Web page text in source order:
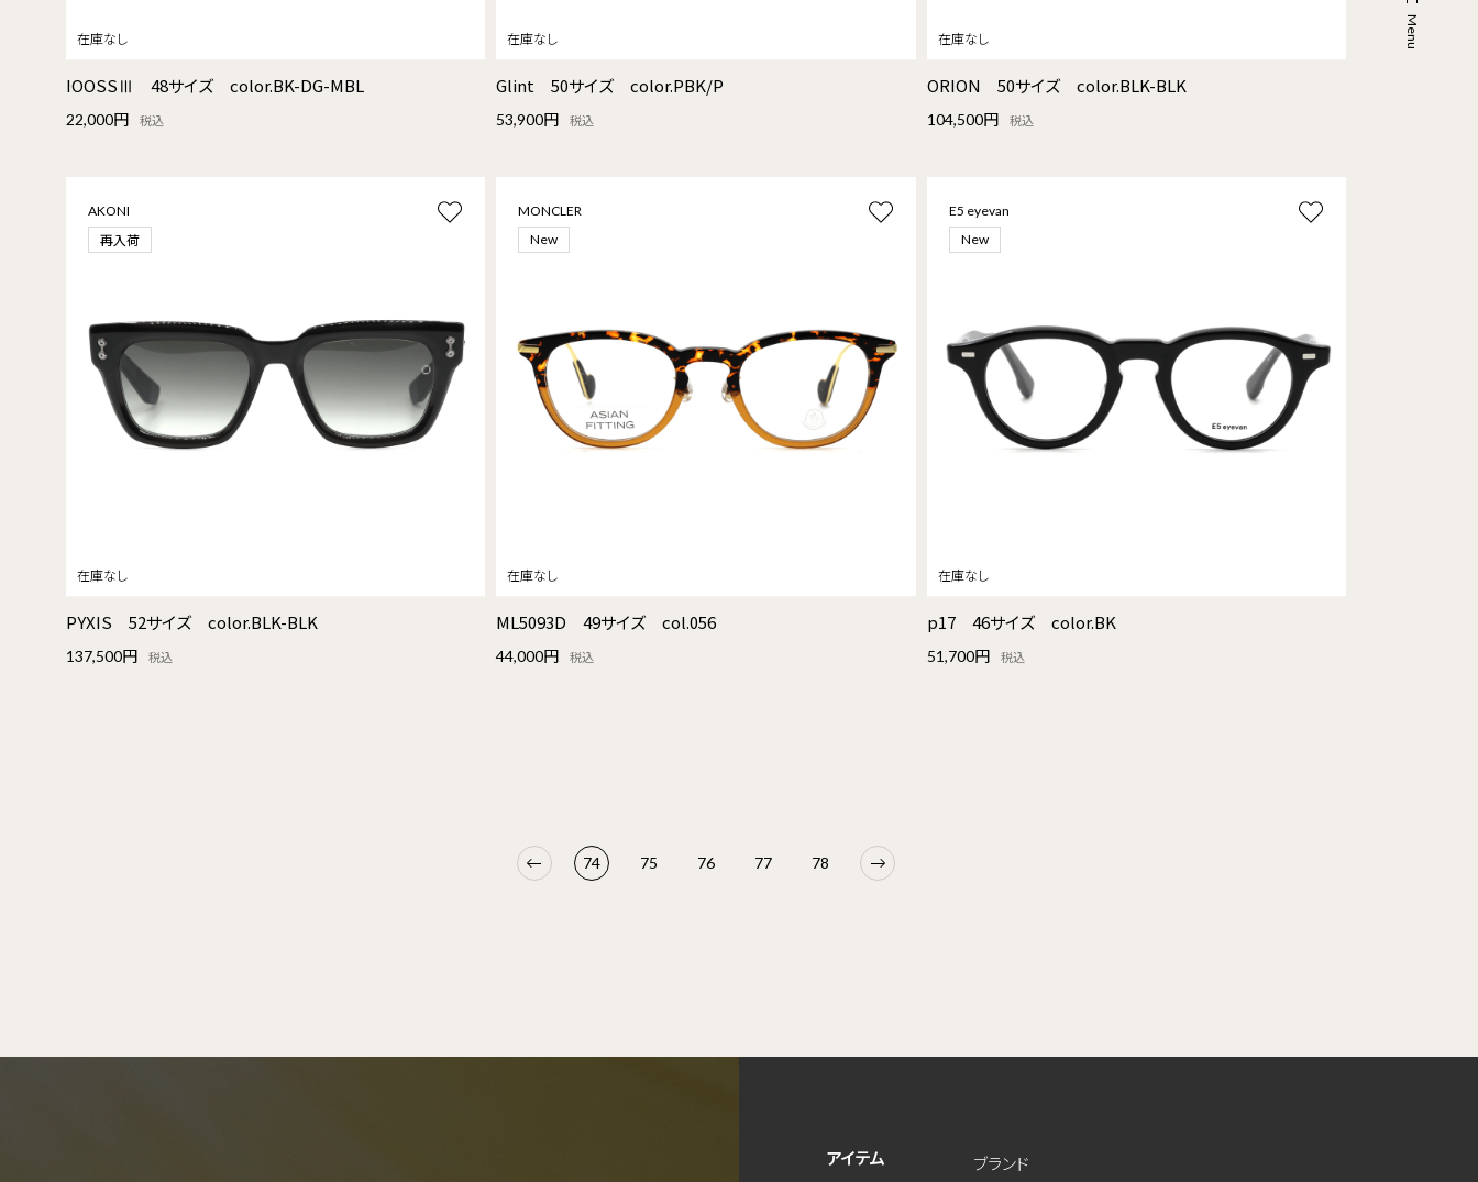
IOOSSⅢ 48サイズ color.BK-DG-MBL
22,000円 税込
Glint 50サイズ color.PBK/P
53,900円 税込
ORION 50サイズ color.BLK-BLK
104,500円 税込
AKONI
再入荷
PYXIS 52サイズ color.BLK-BLK
137,500円 税込
MONCLER
New
ML5093D 49サイズ col.056
44,000円 税込
E5 eyevan
New
p17 46サイズ color.BK
51,700円 税込
74 75 76 77 78
アイテム
ブランド